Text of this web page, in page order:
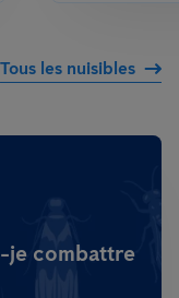
Tous les nuisibles
je combattre